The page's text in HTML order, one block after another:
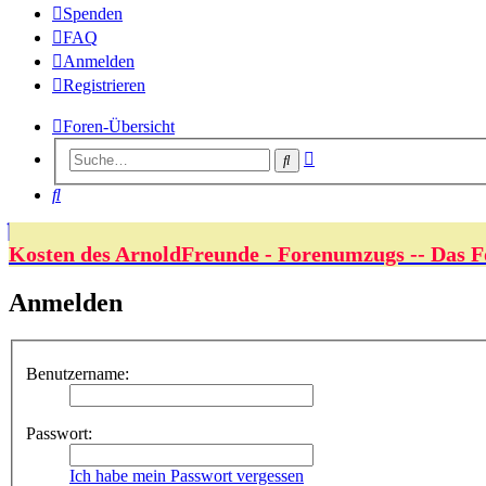
Spenden
FAQ
Anmelden
Registrieren
Foren-Übersicht
Suche
Suche
Kosten des ArnoldFreunde - Forenumzugs -- Das
Anmelden
Benutzername:
Passwort:
Ich habe mein Passwort vergessen